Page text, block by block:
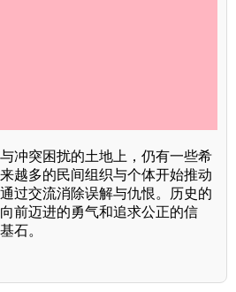
冲突困扰的土地上，仍有一些希
越多的民间组织与个体开始推动
过交流消除误解与仇恨。历史的
前迈进的勇气和追求公正的信
石。